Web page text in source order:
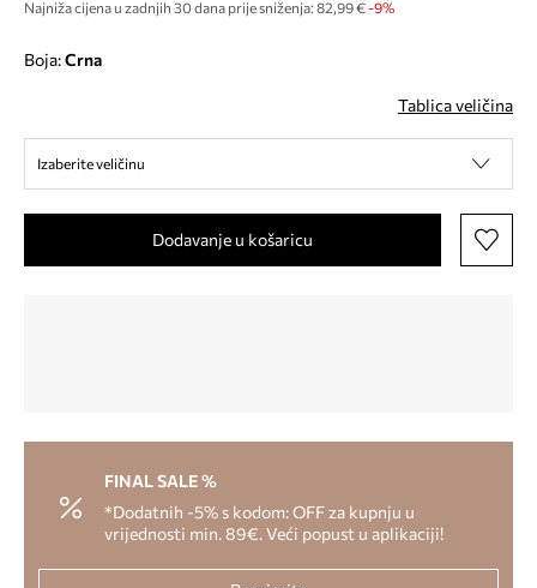
Najniža cijena u zadnjih 30 dana prije sniženja: 82,99 € -9%
Boja: crna
Tablica veličina
Izaberite veličinu
Dodavanje u košaricu
FINAL SALE %
*Dodatnih -5% s kodom: OFF za kupnju u
vrijednosti min. 89€. Veći popust u aplikaciji!